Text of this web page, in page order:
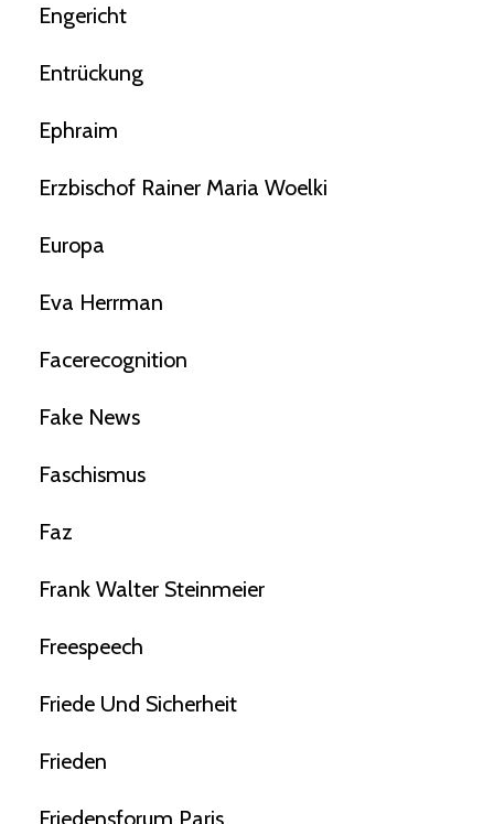
Engericht
Entrückung
Ephraim
Erzbischof Rainer Maria Woelki
Europa
Eva Herrman
Facerecognition
Fake News
Faschismus
Faz
Frank Walter Steinmeier
Freespeech
Friede Und Sicherheit
Frieden
Friedensforum Paris